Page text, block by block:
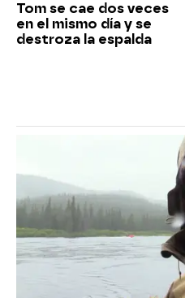
Tom se cae dos veces
en el mismo día y se
destroza la espalda